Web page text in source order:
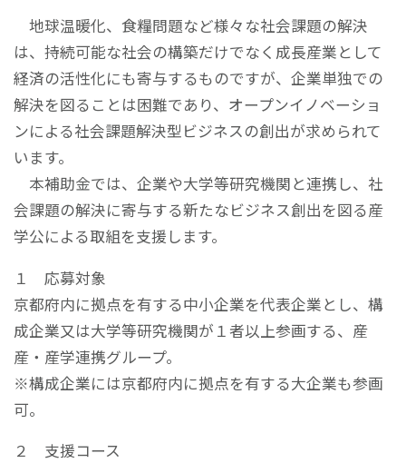
地球温暖化、食糧問題など様々な社会課題の解決
は、持続可能な社会の構築だけでなく成長産業として
経済の活性化にも寄与するものですが、企業単独での
解決を図ることは困難であり、オープンイノベーショ
ンによる社会課題解決型ビジネスの創出が求められて
います。
本補助金では、企業や大学等研究機関と連携し、社
会課題の解決に寄与する新たなビジネス創出を図る産
学公による取組を支援します。
１ 応募対象
京都府内に拠点を有する中小企業を代表企業とし、構
成企業又は大学等研究機関が１者以上参画する、産
産・産学連携グループ。
※構成企業には京都府内に拠点を有する大企業も参画
可。
２ 支援コース